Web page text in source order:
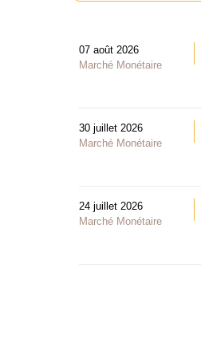
07 août 2026
Marché Monétaire
30 juillet 2026
Marché Monétaire
24 juillet 2026
Marché Monétaire